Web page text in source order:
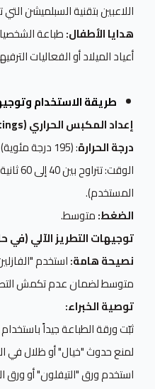
اللاعبين بتقنية السبلميشن
هدايا الأطفال:طباعة
أعياد الميلاد أو الفعاليات
طريقة الاستخدام
إعداد المكبس الحراري (Sublimation Settings):
درجة الحرارة: (195 درجة مئوية) / (385 درجة فهرنهايت).
الوقت:
المستخدم).
الضغط:متوسط.
توجيهات التطريز الآلي (في
نصيحة هامة:
متوسط لضمان عدم تكمش
توصية الخبراء:
لمنع حدوث "خيال" أو ظلال في
استخدم ورق "التيفلون" أو ورق